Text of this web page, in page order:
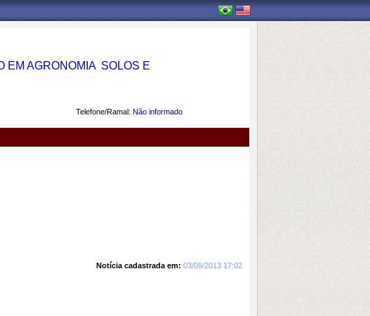
AGRONOMIA  SOLOS E
Telefone/Ramal: Não informado
Notícia cadastrada em: 03/09/2013 17:02